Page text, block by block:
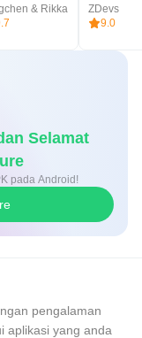
& Rikka
ZDevs
9.0
pada Android!
pengalaman
aplikasi yang anda